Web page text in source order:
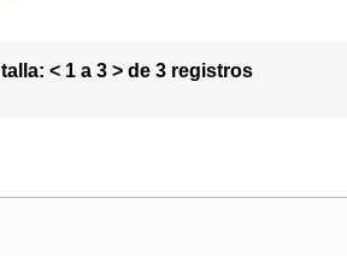
< 1 a 3 > de 3 registros